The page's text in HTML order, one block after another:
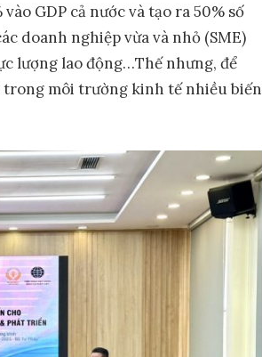
GDP cả nước và tạo ra 50% số
doanh nghiệp vừa và nhỏ (SME)
lượng lao động…Thế nhưng, để
trong môi trường kinh tế nhiều biến